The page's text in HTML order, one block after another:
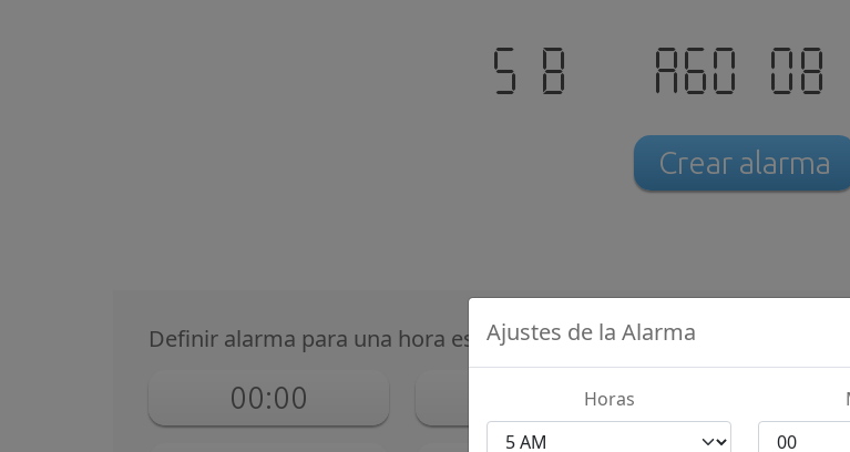
sáb. - ago 08
Crear alarma
Ajustes de la Alarma
Horas
Definir alarma para una hora específica
00:00